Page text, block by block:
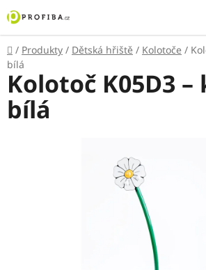
Přejít
na
obsah
Domů
/ Produkty / Dětská hřiště / Kolotoče /
bílá
Kolotoč K05D3
bílá